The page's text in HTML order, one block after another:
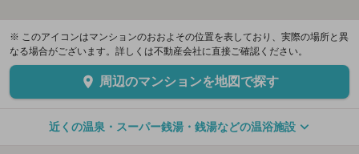
※ このアイコンはマンションのおおよその位置を表しており、実際の場所と異
なる場合がございます。詳しくは不動産会社に直接ご確認ください。
周辺のマンションを地図で探す
近くの温泉・スーパー銭湯・銭湯などの温浴施設